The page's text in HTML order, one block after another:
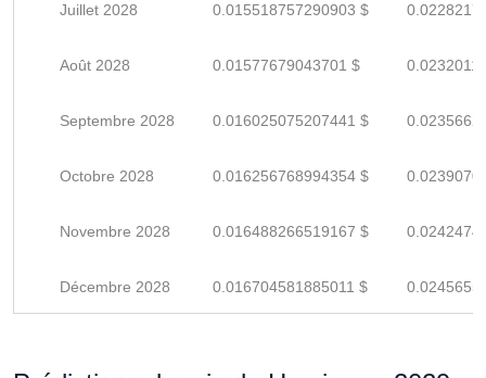
Juillet 2028 0.015518757290903 $
Août 2028 0.01577679043701 $
Septembre 2028 0.016025075207441 $
Octobre 2028 0.016256768994354 $
Novembre 2028 0.016488266519167 $
Décembre 2028 0.016704581885011 $